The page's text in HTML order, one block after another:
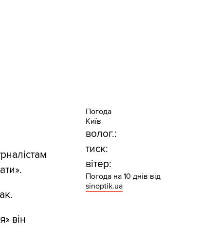
він
Погода
Київ
волог.:
тиск:
вітер:
Погода на 10 днів від
sinoptik.ua